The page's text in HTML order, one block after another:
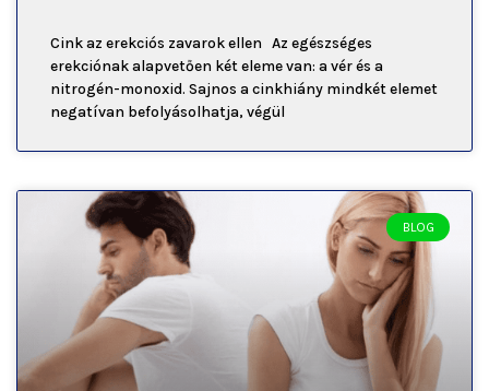
Cink az erekciós zavarok ellen Az egészséges
erekciónak alapvetően két eleme van: a vér és a
nitrogén-monoxid. Sajnos a cinkhiány mindkét elemet
negatívan befolyásolhatja, végül
BLOG